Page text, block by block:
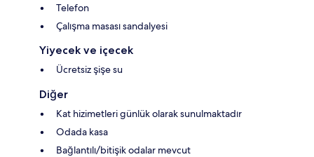
Telefon
Çalışma masası sandalyesi
Yiyecek ve içecek
Ücretsiz şişe su
Diğer
Kat hizimetleri günlük olarak sunulmaktadır
Odada kasa
Bağlantılı/bitişik odalar mevcut